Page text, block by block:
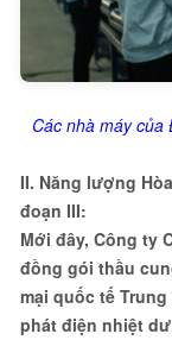
Các nhà máy
II. Năng lượng
đoạn III:
Mới đây, Công ty
đồng gói thầu
mại quốc tế
phát điện nhiệt